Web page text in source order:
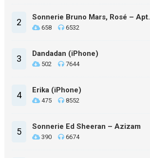
2 Sonnerie Bruno Mars, Rosé – Apt.
658 6532
3 Dandadan (iPhone)
502 7644
4 Erika (iPhone)
475 8552
5 Sonnerie Ed Sheeran – Azizam
390 6674